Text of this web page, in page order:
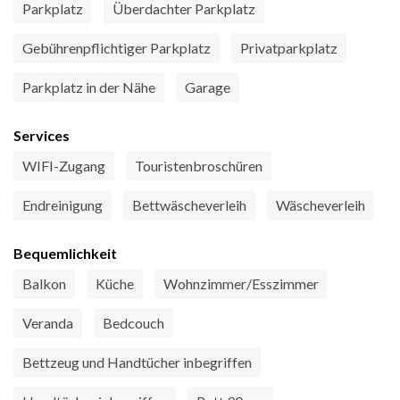
Parkplatz Überdachter Parkplatz
Gebührenpflichtiger Parkplatz Privatparkplatz
Parkplatz in der Nähe Garage
Services
WIFI-Zugang
Touristenbroschüren
Endreinigung Bettwäscheverleih Wäscheverleih
Bequemlichkeit
Balkon
Küche Wohnzimmer/Esszimmer
Veranda Bedcouch
Bettzeug und Handtücher inbegriffen